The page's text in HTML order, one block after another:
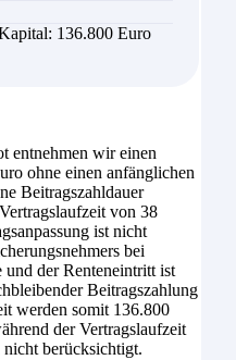
136.800 Euro
entnehmen wir einen
ohne einen anfänglichen
Beitragszahldauer
von 38
ist nicht
bei
und der Renteneintritt ist
Beitragszahlung
werden somit 136.800
der Vertragslaufzeit
berücksichtigt.